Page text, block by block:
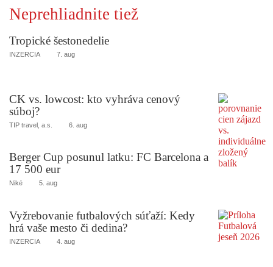
Neprehliadnite tiež
Tropické šestonedelie
INZERCIA 7. aug
CK vs. lowcost: kto vyhráva cenový
súboj?
TIP travel, a.s. 6. aug
Berger Cup posunul latku: FC Barcelona a
17 500 eur
Niké 5. aug
Vyžrebovanie futbalových súťaží: Kedy
hrá vaše mesto či dedina?
INZERCIA 4. aug